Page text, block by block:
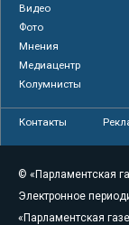
Видео
Фото
Мнения
Медиацентр
Колумнисты
Контакты
© «Парламентская
Электронное
«Парламентская